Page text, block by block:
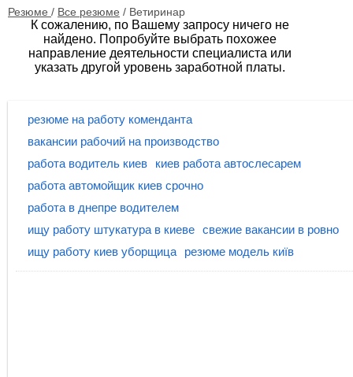
Резюме / Все резюме / Ветиринар
К сожалению, по Вашему запросу ничего не
найдено. Попробуйте выбрать похожее
направление деятельности специалиста или
указать другой уровень заработной платы.
резюме на работу коменданта
вакансии рабочий на производство
работа водитель киев
киев работа автослесарем
работа автомойщик киев срочно
работа в днепре водителем
ищу работу штукатура в киеве свежие вакансии в ровно
ищу работу киев уборщица
резюме модель київ